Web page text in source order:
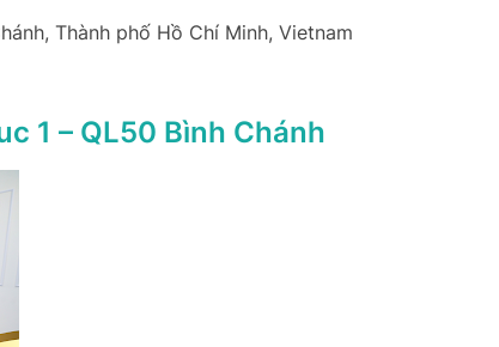
Thành phố Hồ Chí Minh, Vietnam
1 – QL50 Bình Chánh